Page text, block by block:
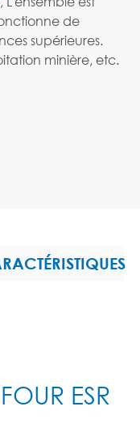
de
supérieures.
minière, etc.
ESR